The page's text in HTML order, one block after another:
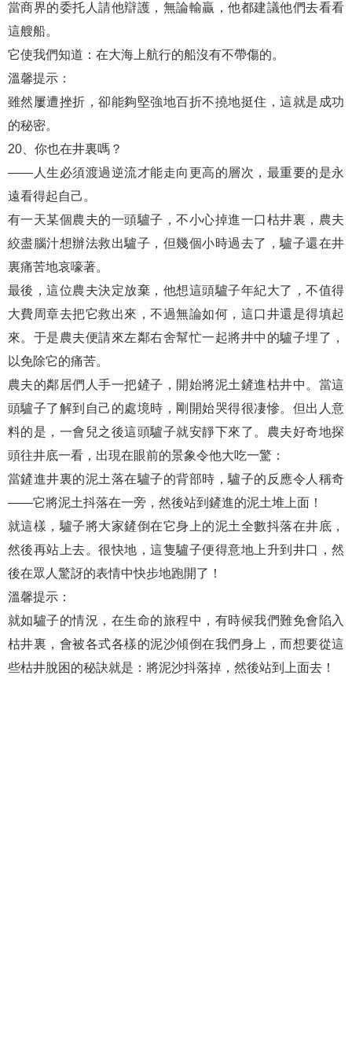
當商界的委托人請他辯護，無論輸贏，他都建議他們去看看
這艘船。
它使我們知道：在大海上航行的船沒有不帶傷的。
溫馨提示：
雖然屢遭挫折，卻能夠堅強地百折不撓地挺住，這就是成功
的秘密。
20、你也在井裏嗎？
——人生必須渡過逆流才能走向更高的層次，最重要的是永
遠看得起自己。
有一天某個農夫的一頭驢子，不小心掉進一口枯井裏，農夫
絞盡腦汁想辦法救出驢子，但幾個小時過去了，驢子還在井
裏痛苦地哀嚎著。
最後，這位農夫決定放棄，他想這頭驢子年紀大了，不值得
大費周章去把它救出來，不過無論如何，這口井還是得填起
來。于是農夫便請來左鄰右舍幫忙一起將井中的驢子埋了，
以免除它的痛苦。
農夫的鄰居們人手一把鏟子，開始將泥土鏟進枯井中。當這
頭驢子了解到自己的處境時，剛開始哭得很凄慘。但出人意
料的是，一會兒之後這頭驢子就安靜下來了。農夫好奇地探
頭往井底一看，出現在眼前的景象令他大吃一驚：
當鏟進井裏的泥土落在驢子的背部時，驢子的反應令人稱奇
——它將泥土抖落在一旁，然後站到鏟進的泥土堆上面！
就這樣，驢子將大家鏟倒在它身上的泥土全數抖落在井底，
然後再站上去。很快地，這隻驢子便得意地上升到井口，然
後在眾人驚訝的表情中快步地跑開了！
溫馨提示：
就如驢子的情況，在生命的旅程中，有時候我們難免會陷入
枯井裏，會被各式各樣的泥沙傾倒在我們身上，而想要從這
些枯井脫困的秘訣就是：將泥沙抖落掉，然後站到上面去！